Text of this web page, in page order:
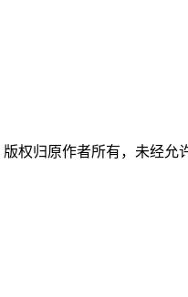
权归原作者所有，未经允